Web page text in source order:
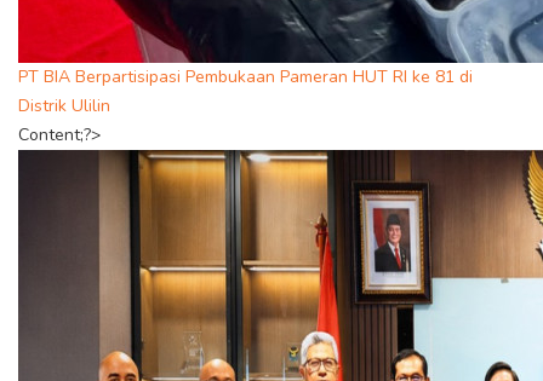
PT BIA Berpartisipasi Pembukaan Pameran HUT RI ke 81 di
Distrik Ulilin
Content;?>